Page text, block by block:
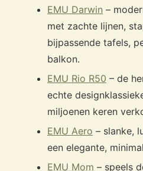
EMU Darwin –
met zachte lijnen,
bijpassende tafels,
balkon.
EMU Rio R50 – de
echte
miljoenen keren
EMU Aero – slanke,
een elegante,
EMU Mom – speels